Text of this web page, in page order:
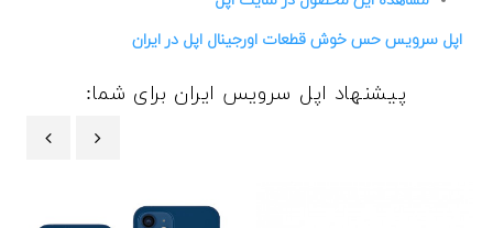
اپل سرویس حس خوش قطعات اورجینال اپل در ایران
پیشنهاد اپل سرویس ایران برای شما: